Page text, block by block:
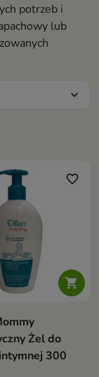
potrzeb i
lub
expand_more

favorite_border
Żel do
300